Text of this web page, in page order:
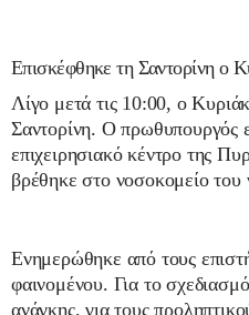
Επισκέφθηκε τη Σαντορίνη ο
Λίγο μετά τις 10:00, ο
Σαντορίνη. Ο πρωθυπουργός
επιχειρησιακό κέντρο της
βρέθηκε στο νοσοκομείο του
Ενημερώθηκε από τους
φαινομένου. Για το
ανάγκης, για τους